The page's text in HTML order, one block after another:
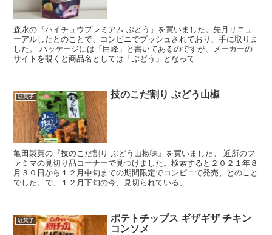
森永の『ハイチュウプレミアム ぶどう』を買いました。先月リニュ
ーアルしたとのことで、コンビニでプッシュされており、手に取りま
した。 パッケージには「巨峰」と書いてあるのですが、メーカーの
サイトを覗くと商品名としては「ぶどう」となって...
駄菓子 技のこだ割り ぶどう山椒
亀田製菓の『技のこだ割り ぶどう山椒味』を買いました。 近所のフ
ァミマの見切り品コーナーで見つけました。検索すると２０２１年８
月３０日から１２月中旬までの期間限定でコンビニで発売、とのこと
でした。で、１２月下旬の今、見切られている、...
駄菓子
ポテトチップス ギザギザ チキン
コンソメ